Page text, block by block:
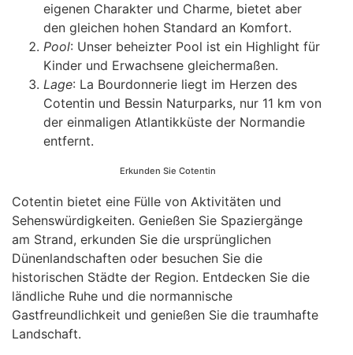
eigenen Charakter und Charme, bietet aber
den gleichen hohen Standard an Komfort.
Pool: Unser beheizter Pool ist ein Highlight für
Kinder und Erwachsene gleichermaßen.
Lage: La Bourdonnerie liegt im Herzen des
Cotentin und Bessin Naturparks, nur 11 km von
der einmaligen Atlantikküste der Normandie
entfernt.
Erkunden Sie Cotentin
Cotentin bietet eine Fülle von Aktivitäten und
Sehenswürdigkeiten. Genießen Sie Spaziergänge
am Strand, erkunden Sie die ursprünglichen
Dünenlandschaften oder besuchen Sie die
historischen Städte der Region. Entdecken Sie die
ländliche Ruhe und die normannische
Gastfreundlichkeit und genießen Sie die traumhafte
Landschaft.